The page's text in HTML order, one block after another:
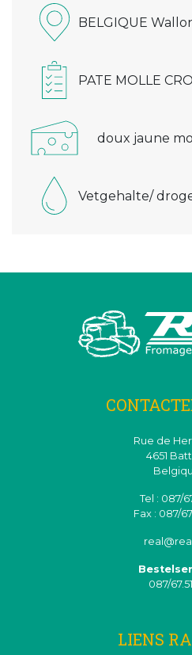
BELGIQUE
PATE MOLLE
doux jaune
Vetgehalte/
Rue de
4651
Tel : 087/
Fax : 087/
087/
LIENS